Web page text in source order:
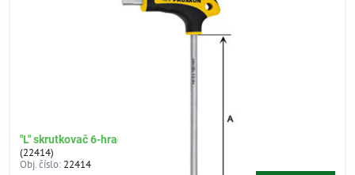
"L" skrutkovač 6-hran 7mm
(22414)
Obj. číslo: 22414